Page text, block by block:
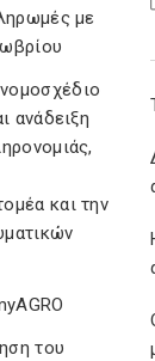
με
ανάδειξη
και την
του